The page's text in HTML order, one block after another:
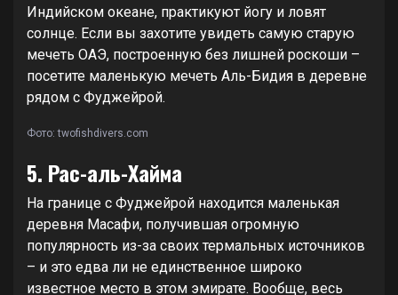
Индийском океане, практикуют йогу и ловят
солнце. Если вы захотите увидеть самую старую
мечеть ОАЭ, построенную без лишней роскоши –
посетите маленькую мечеть Аль-Бидия в деревне
рядом с Фуджейрой.
Фото: twofishdivers.com
5. Рас-аль-Хайма
На границе с Фуджейрой находится маленькая
деревня Масафи, получившая огромную
популярность из-за своих термальных источников
– и это едва ли не единственное широко
известное место в этом эмирате. Вообще, весь